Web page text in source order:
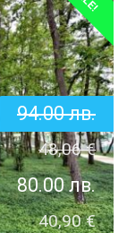
94.00лв.
48,06€
80.00лв.
40,90€